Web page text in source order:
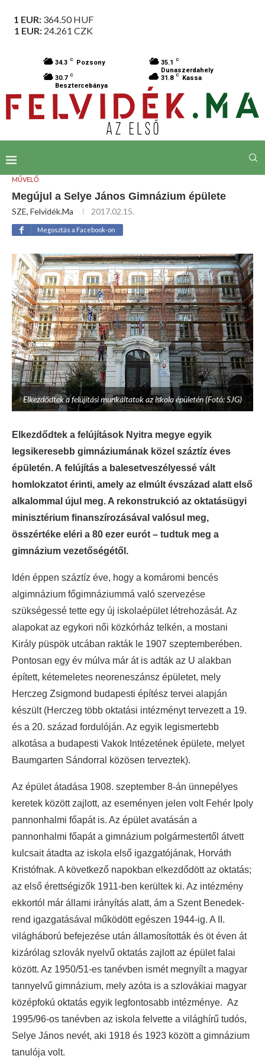
1 EUR: 364.50HUF
1 EUR: 24.261 CZK
34.3 C Pozsony 35.1 C
Dunaszerdahely
30.7 C
Besztercebánya
31.8 C Kassa
MŰVELŐ
Megújul a Selye János Gimnázium épülete
SZE, Felvidék.ma 2017.02.15.
Megosztás a Facebook-on
Elkezdődtek a felújítási munkáltatok az iskola épületén (Fotó: SJG)
Elkezdődtek a felújítások Nyitra megye egyik
legsikeresebb gimnáziumának közel száztíz éves
épületén. A felújítás a balesetveszélyessé vált
homlokzatot érinti, amely az elmúlt évszázad alatt első
alkalommal újul meg. A rekonstrukció az oktatásügyi
minisztérium finanszírozásával valósul meg,
összértéke eléri a 80 ezer eurót – tudtuk meg a
gimnázium vezetőségétől.
Idén éppen száztíz éve, hogy a komáromi bencés
algimnázium főgimnáziummá való szervezése
szükségessé tette egy új iskolaépület létrehozását. Az
alapokat az egykori női közkórház telkén, a mostani
Király püspök utcában rakták le 1907 szeptemberében.
Pontosan egy év múlva már át is adták az U alakban
épített, kétemeletes neoreneszánsz épületet, mely
Herczeg Zsigmond budapesti építész tervei alapján
készült (Herczeg több oktatási intézményt tervezett a 19.
és a 20. század fordulóján. Az egyik legismertebb
alkotása a budapesti Vakok Intézetének épülete, melyet
Baumgarten Sándorral közösen terveztek).
Az épület átadása 1908. szeptember 8-án ünnepélyes
keretek között zajlott, az eseményen jelen volt Fehér Ipoly
pannonhalmi főapát is. Az épület avatásán a
pannonhalmi főapát a gimnázium polgármestertől átvett
kulcsait átadta az iskola első igazgatójának, Horváth
Kristófnak. A következő napokban elkezdődött az oktatás;
az első érettségizők 1911-ben kerültek ki. Az intézmény
ekkortól már állami irányítás alatt, ám a Szent Benedek-
rend igazgatásával működött egészen 1944-ig. A II.
világháború befejezése után államosították és öt éven át
kizárólag szlovák nyelvű oktatás zajlott az épület falai
között. Az 1950/51-es tanévben ismét megnyílt a magyar
tannyelvű gimnázium, mely azóta is a szlovákiai magyar
középfokú oktatás egyik legfontosabb intézménye. Az
1995/​96-os tan­év­ben az is­ko­la fel­vet­te a vi­lág­hí­rű tu­dós,
Se­lye Já­nos ne­vét, aki 1918 és 1923 kö­zött a gim­ná­zi­u­m
ta­nu­ló­ja volt.